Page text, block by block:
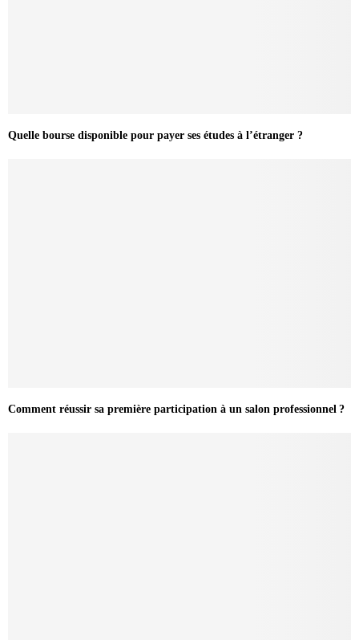
Quelle bourse disponible pour payer ses études à l’étranger ?
Comment réussir sa première participation à un salon professionnel ?